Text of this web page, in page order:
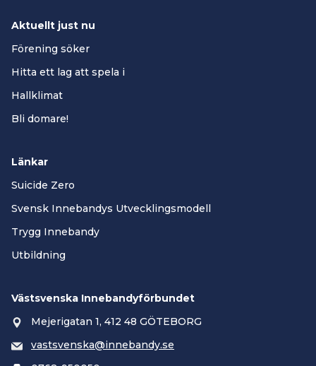
Aktuellt just nu
Förening söker
Hitta ett lag att spela i
Hallklimat
Bli domare!
Länkar
Suicide Zero
Svensk Innebandys Utvecklingsmodell
Trygg Innebandy
Utbildning
Västsvenska Innebandyförbundet
Mejerigatan 1, 412 48 GÖTEBORG
vastsvenska@innebandy.se